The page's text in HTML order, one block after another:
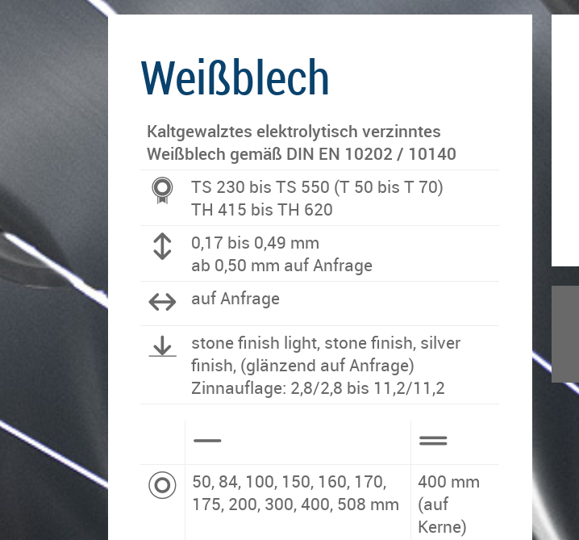
Weißblech
Kaltgewalztes elektrolytisch verzinntes
Weißblech gemäß DIN EN 10202 / 10140
TS 230 bis TS 550 (T 50 bis T 70)
TH 415 bis TH 620
0,17 bis 0,49 mm
ab 0,50 mm auf Anfrage
auf Anfrage
stone finish light, stone finish, silver
finish, (glänzend auf Anfrage)
Zinnauflage: 2,8/2,8 bis 11,2/11,2
50, 84, 100, 150, 160, 170,
175, 200, 300, 400, 508 mm
400 mm
(auf
Kerne)